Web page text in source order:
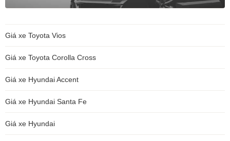
Giá xe Toyota Vios
Giá xe Toyota Corolla Cross
Giá xe Hyundai Accent
Giá xe Hyundai Santa Fe
Giá xe Hyundai